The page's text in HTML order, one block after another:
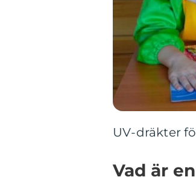
UV-dräkter
Vad är